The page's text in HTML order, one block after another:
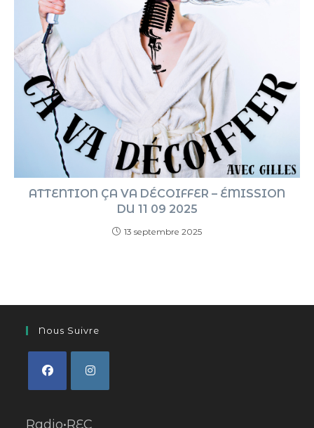
ATTENTION ÇA VA DÉCOIFFER – ÉMISSION
DU 11 09 2025
13 septembre 2025
Nous Suivre
Radio•REC